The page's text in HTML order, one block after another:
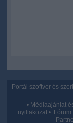
Portál szoftver és
• Médiaajánlat
nyiltakozat • Fórum